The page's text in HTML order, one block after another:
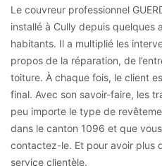
Le couvreur professionnel
installé à Cully depuis quelques
habitants. Il a multiplié les
propos de la réparation, de
toiture. À chaque fois, le client
final. Avec son savoir-faire, les
peu importe le type de
dans le canton 1096 et que
contactez-le. Et pour avoir plus
service clientèle.